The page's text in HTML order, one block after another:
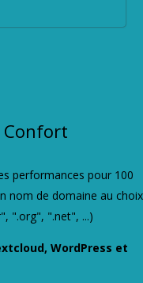
Confort
performances pour 100
nom de domaine au choix
".org", ".net", ...)
WordPress et